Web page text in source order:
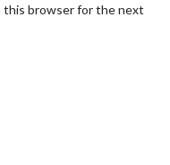
this browser for the next